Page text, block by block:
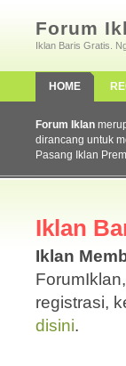
Forum
Iklan Baris Gratis.
HOME
Forum Iklan
dirancang untuk
Pasang Iklan
Iklan
Iklan
registrasi,
disini.